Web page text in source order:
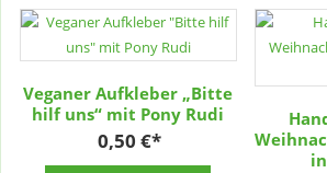
Veganer Aufkleber „Bitte
hilf uns“ mit Pony Rudi
0,50€